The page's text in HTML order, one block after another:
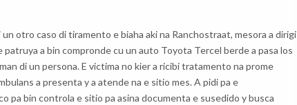
otro caso di tiramento e biaha aki na Ranchostraat, mesora a dirigi
patruya a bin compronde cu un auto Toyota Tercel berde a pasa los
di un persona. E victima no kier a ricibi tratamento na prome
a presenta y a atende na e sitio mes. A pidi pa e
pa bin controla e sitio pa asina documenta e susedido y busca